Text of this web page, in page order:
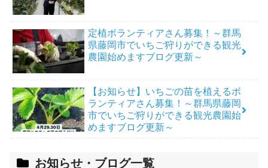
定植ボランティアさん募集！～群馬
県藤岡市でいちご狩りができる観光
農園始めますブログ更新～
【お知らせ】いちごの苗を植えるボ
ランティアさん募集！～群馬県藤岡
市でいちご狩りができる観光農園始
めますブログ更新～
お知らせ・ブログ一覧